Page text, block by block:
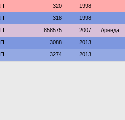
320 1998
318 1998
858575 2007 Аренда
3088 2013
3274 2013